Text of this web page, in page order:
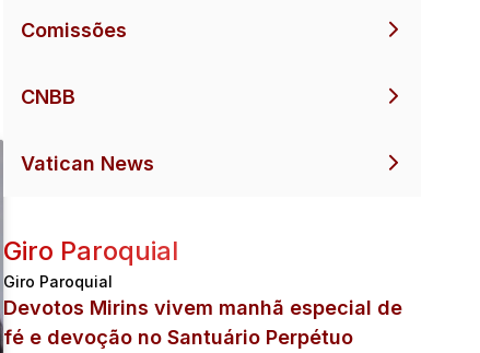
Comissões
CNBB
Vatican News
Giro Paroquial
Giro Paroquial
Devotos Mirins vivem manhã especial de
fé e devoção no Santuário Perpétuo